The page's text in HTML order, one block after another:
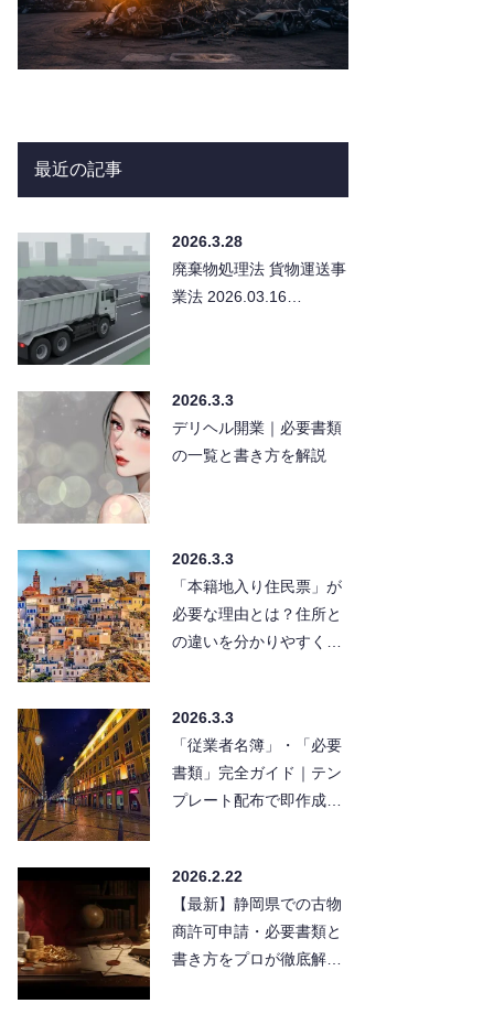
最近の記事
2026.3.28
廃棄物処理法 貨物運送事
業法 2026.03.16…
2026.3.3
デリヘル開業｜必要書類
の一覧と書き方を解説
2026.3.3
「本籍地入り住民票」が
必要な理由とは？住所と
の違いを分かりやすく解
2026.3.3
「従業者名簿」・「必要
書類」完全ガイド｜テン
プレート配布で即作成可
2026.2.22
【最新】静岡県での古物
商許可申請・必要書類と
書き方をプロが徹底解